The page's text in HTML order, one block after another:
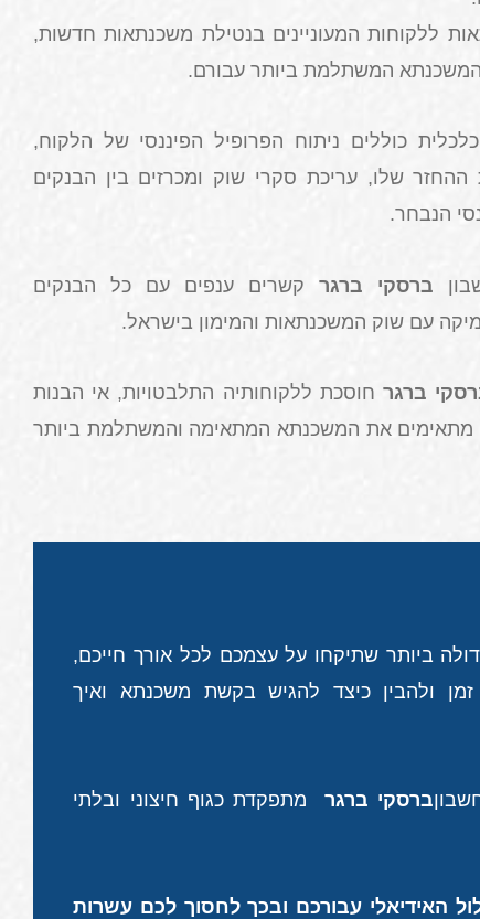
ללקוחות המעוניינים בנטילת משכנתאות חדשות,
המשכנתא המשתלמת ביותר עבורם.
כוללים ניתוח הפרופיל הפיננסי של הלקוח,
שלו, עריכת סקרי שוק ומכרזים בין הבנקים
הנבחר.
ברסקי ברגר קשרים ענפים עם כל הבנקים
עם שוק המשכנתאות והמימון בישראל.
ברגרחוסכת ללקוחותיה התלבטויות, אי הבנות
מתאימים את המשכנתא המתאימה והמשתלמת ביותר
ביותר שתיקחו על עצמכם לכל אורך חייכם,
ולהבין כיצד להגיש בקשת משכנתא ואיך
ברסקי ברגר מתפקדת כגוף חיצוני ובלתי
האידיאלי עבורכם ובכך לחסוך לכם עשרות